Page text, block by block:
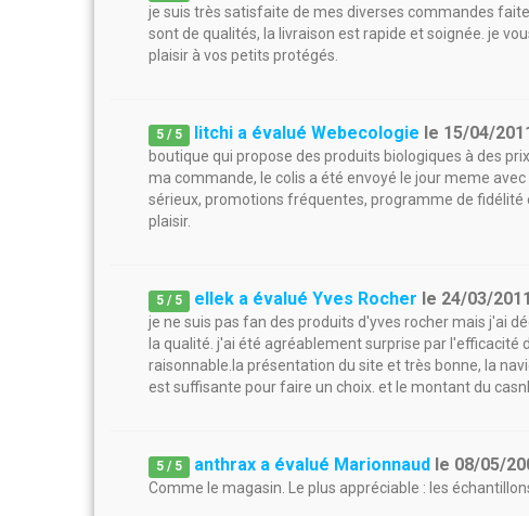
je suis très satisfaite de mes diverses commandes
sont de qualités, la livraison est rapide et soignée. je
plaisir à vos petits protégés.
5 / 5 litchi a évalué Webecologie le 15/04/
boutique qui propose des produits biologiques à des
ma commande, le colis a été envoyé le jour meme
sérieux, promotions fréquentes, programme de
plaisir.
5 / 5 ellek a évalué Yves Rocher le 24/03/2011
je ne suis pas fan des produits d'yves rocher mais j'ai
la qualité. j'ai été agréablement surprise par l'efficacité
raisonnable.la présentation du site et très bonne, la
est suffisante pour faire un choix. et le montant du
5 / 5 anthrax a évalué Marionnaud le 08/05/
Comme le magasin. Le plus appréciable : les